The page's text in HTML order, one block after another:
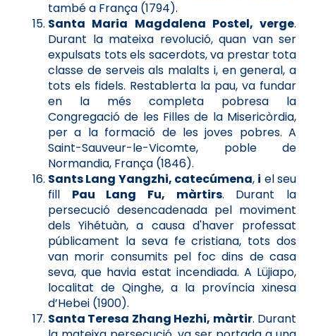
també a França (1794).
Santa Maria Magdalena Postel, verge.
Durant la mateixa revolució, quan van ser
expulsats tots els sacerdots, va prestar tota
classe de serveis als malalts i, en general, a
tots els fidels. Restablerta la pau, va fundar
en la més completa pobresa la
Congregació de les Filles de la Misericòrdia,
per a la formació de les joves pobres. A
Saint-Sauveur-le-Vicomte, poble de
Normandia, França (1846).
Sants Lang Yangzhi, catecúmena, i el seu
fill Pau Lang Fu, màrtirs. Durant la
persecució desencadenada pel moviment
dels Yihétuàn, a causa d'haver professat
públicament la seva fe cristiana, tots dos
van morir consumits pel foc dins de casa
seva, que havia estat incendiada. A Lüjiapo,
localitat de Qinghe, a la província xinesa
d’Hebei (1900).
Santa Teresa Zhang Hezhi, màrtir. Durant